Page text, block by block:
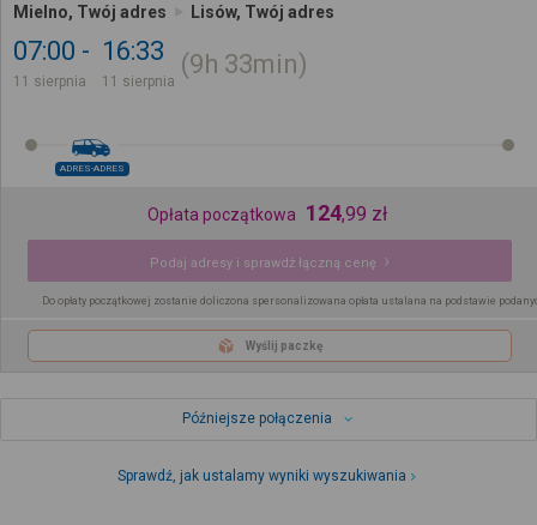
Mielno, Twój adres Lisów, Twój adres
07:00
11 sierpnia
16:33
11 sierpnia
9h 33min
ADRES-ADRES
Opłata początkowa 124,99 zł
Podaj adresy i sprawdź łączną cenę
Do opłaty początkowej zostanie doliczona spersonalizowana opłata ustalana na podstawie
Wyślij paczkę
Późniejsze połączenia
Sprawdź, jak ustalamy wyniki wyszukiwania